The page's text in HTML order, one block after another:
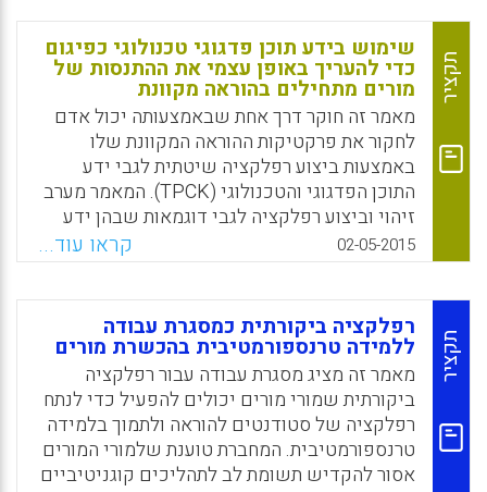
שלהם של הוראה ושל לימוד (Tanaka, Michele
T.D., 2015).
WhatsApp
Facebook
Email
X תקציר
שימוש בידע תוכן פדגוגי טכנולוגי כפיגום
כדי להעריך באופן עצמי את ההתנסות של
מורים מתחילים בהוראה מקוונת
מאמר זה חוקר דרך אחת שבאמצעותה יכול אדם
לחקור את פרקטיקות ההוראה המקוונת שלו
באמצעות ביצוע רפלקציה שיטתית לגבי ידע
התוכן הפדגוגי והטכנולוגי (TPCK). המאמר מערב
זיהוי וביצוע רפלקציה לגבי דוגמאות שבהן ידע
התוכן הפדגוגי והטכנולוגי היה בולט בתכנון
ובסיוע של סביבת הלמידה המקוונת בקורס מקוון
לתואר ראשון. נשקלות דרכים לשיפור ההוראה
המקוונת המתבססות על מודעות מטה-קוגניטיבית
מוגברת של ידע התוכן הפדגוגי והטכנולוגי
(Kennedy, Jolie, 2015).
WhatsApp
Facebook
Email
X
02-05-2015 קראו עוד...
תקציר
רפלקציה ביקורתית כמסגרת עבודה
ללמידה טרנספורמטיבית בהכשרת מורים
מאמר זה מציג מסגרת עבודה עבור רפלקציה
ביקורתית שמורי מורים יכולים להפעיל כדי לנתח
רפלקציה של סטודנטים להוראה ולתמוך בלמידה
טרנספורמטיבית. המחברת טוענת שלמורי המורים
אסור להקדיש תשומת לב לתהליכים קוגניטיביים